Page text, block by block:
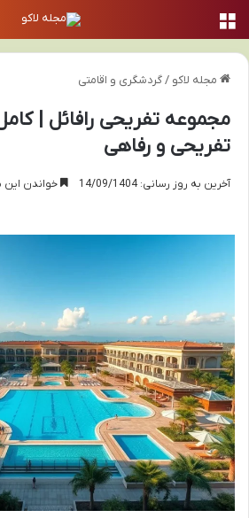
مجله لاکو /گردشگری و اقامتی
مجموعه تفریحی رافائل |
تفریحی و رفاهی
آخرین به روز رسانی: 14/09/1404 خواندن این مطلب 14